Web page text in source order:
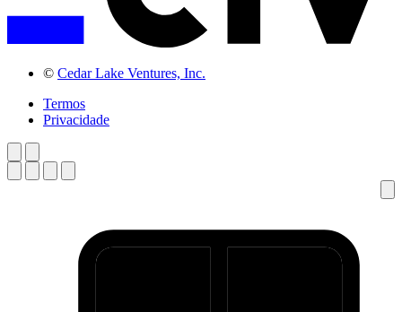
© Cedar Lake Ventures, Inc.
Termos
Privacidade